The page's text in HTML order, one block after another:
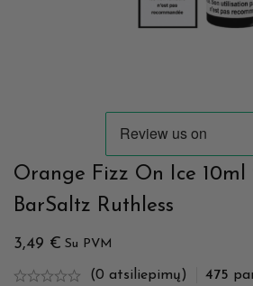
Orange Fizz On Ice 10ml
BarSaltz Ruthless
3,49 € Su PVM
(0 atsiliepimų) 475